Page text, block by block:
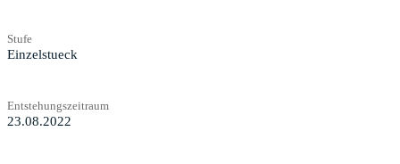
Stufe
Einzelstueck
Entstehungszeitraum
23.08.2022